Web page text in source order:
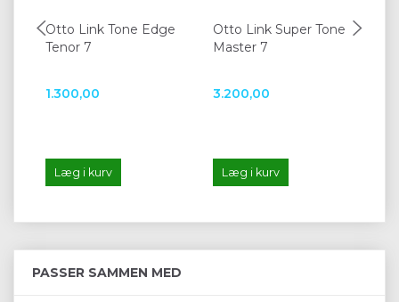
Otto Link Tone Edge
Tenor 7
1.300,00
Læg i kurv
Otto Link Super Tone
Master 7
3.200,00
Læg i kurv
PASSER SAMMEN MED